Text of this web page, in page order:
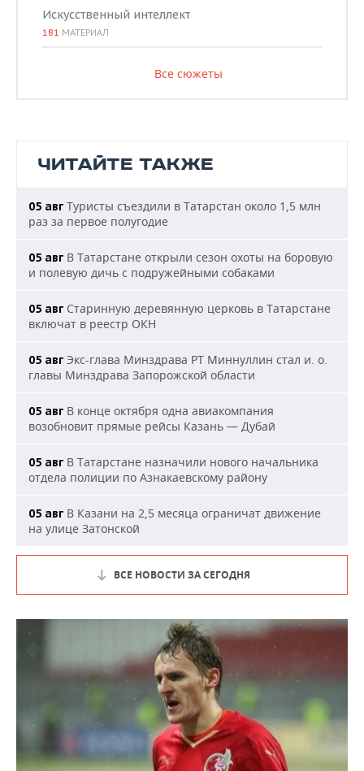
Искусственный интеллект
181 МАТЕРИАЛ
Все сюжеты
ЧИТАЙТЕ ТАКЖЕ
05 авг Туристы съездили в Татарстан около 1,5 млн
раз за первое полугодие
05 авг В Татарстане открыли сезон охоты на боровую
и полевую дичь с подружейными собаками
05 авг Старинную деревянную церковь в Татарстане
включат в реестр ОКН
05 авг Экс-глава Минздрава РТ Миннуллин стал и. о.
главы Минздрава Запорожской области
05 авг В конце октября одна авиакомпания
возобновит прямые рейсы Казань — Дубай
05 авг В Татарстане назначили нового начальника
отдела полиции по Азнакаевскому району
05 авг В Казани на 2,5 месяца ограничат движение
на улице Затонской
ВСЕ НОВОСТИ ЗА СЕГОДНЯ